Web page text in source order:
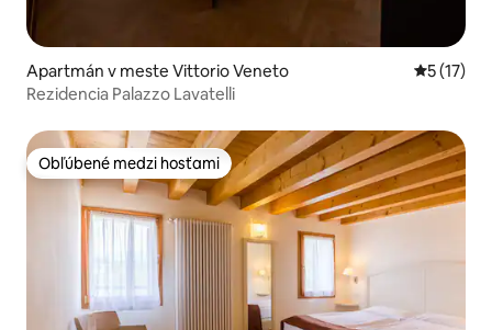
Apartmán v meste Vittorio Veneto
5 (17)
Rezidencia Palazzo Lavatelli
Obľúbené medzi hosťami
Obľúbené medzi hosťami